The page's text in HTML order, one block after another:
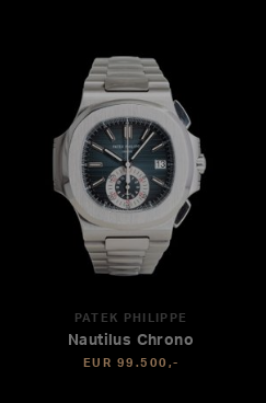
PATEK PHILIPPE
Nautilus Chrono
EUR 99.500,-